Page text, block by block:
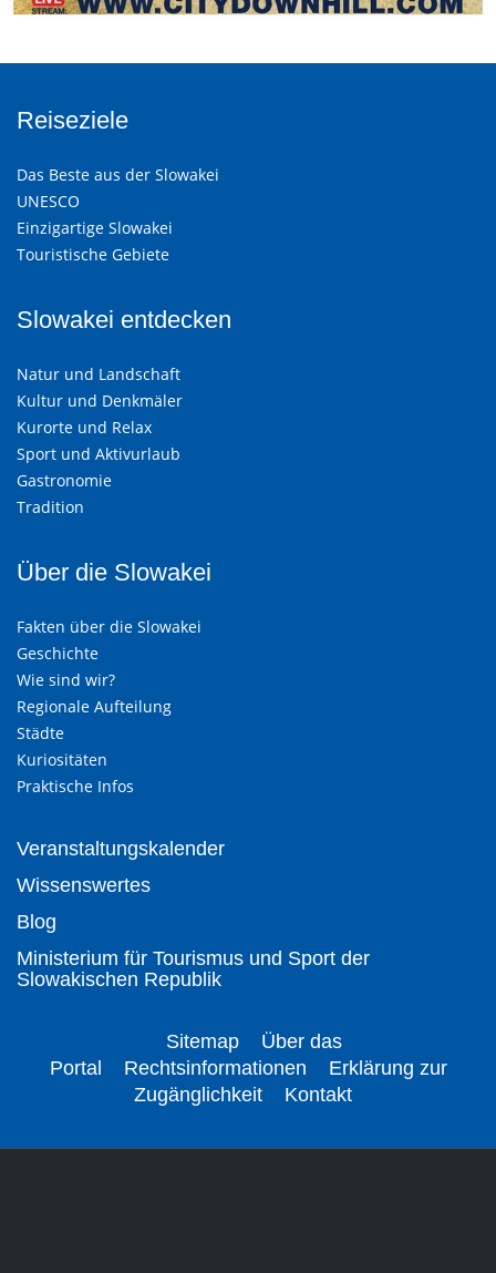
Reiseziele
Das Beste aus der Slowakei
UNESCO
Einzigartige Slowakei
Touristische Gebiete
Slowakei entdecken
Natur und Landschaft
Kultur und Denkmäler
Kurorte und Relax
Sport und Aktivurlaub
Gastronomie
Tradition
Über die Slowakei
Fakten über die Slowakei
Geschichte
Wie sind wir?
Regionale Aufteilung
Städte
Kuriositäten
Praktische Infos
Veranstaltungskalender
Wissenswertes
Blog
Ministerium für Tourismus und Sport der
Slowakischen Republik
Sitemap
Über das
Portal
Rechtsinformationen
Erklärung zur
Zugänglichkeit
Kontakt